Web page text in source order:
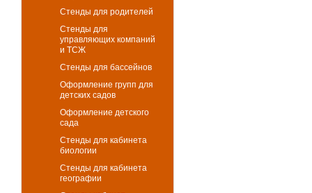
Стенды для родителей
Стенды для
управляющих компаний
и ТСЖ
Стенды для бассейнов
Оформление групп для
детских садов
Оформление детского
сада
Стенды для кабинета
биологии
Стенды для кабинета
географии